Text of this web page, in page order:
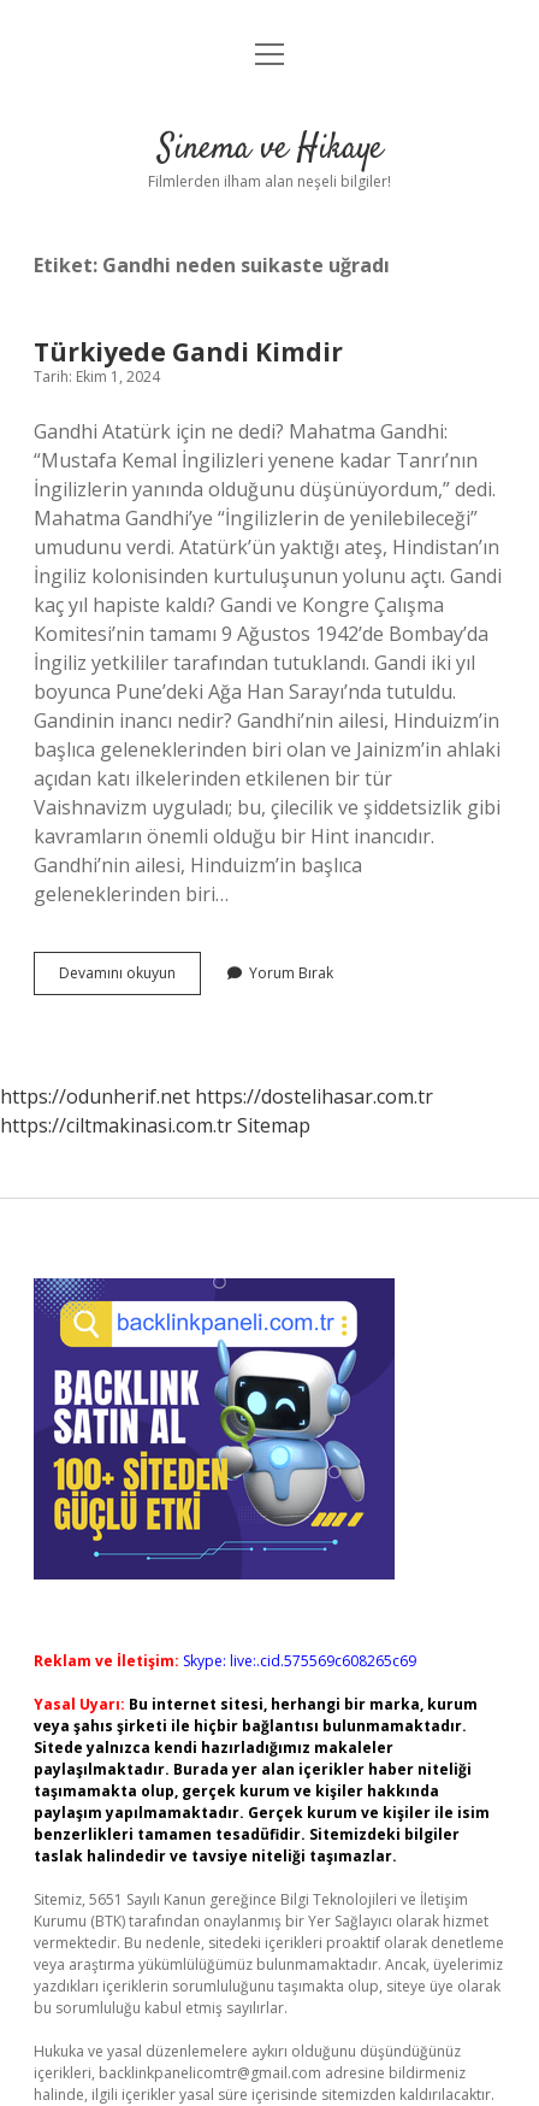
Gizlilik Politikası
Yasal Uyarı
menüyü
Sinema ve Hikaye
Filmlerden ilham alan neşeli bilgiler!
Etiket: Gandhi neden suikaste uğradı
Türkiyede Gandi Kimdir
Tarih: Ekim 1, 2024
Gandhi Atatürk için ne dedi? Mahatma Gandhi:
“Mustafa Kemal İngilizleri yenene kadar Tanrı’nın
İngilizlerin yanında olduğunu düşünüyordum,” dedi.
Mahatma Gandhi’ye “İngilizlerin de yenilebileceği”
umudunu verdi. Atatürk’ün yaktığı ateş, Hindistan’ın
İngiliz kolonisinden kurtuluşunun yolunu açtı. Gandi
kaç yıl hapiste kaldı? Gandi ve Kongre Çalışma
Komitesi’nin tamamı 9 Ağustos 1942’de Bombay’da
İngiliz yetkililer tarafından tutuklandı. Gandi iki yıl
boyunca Pune’deki Ağa Han Sarayı’nda tutuldu.
Gandinin inancı nedir? Gandhi’nin ailesi, Hinduizm’in
başlıca geleneklerinden biri olan ve Jainizm’in ahlaki
açıdan katı ilkelerinden etkilenen bir tür
Vaishnavizm uyguladı; bu, çilecilik ve şiddetsizlik gibi
kavramların önemli olduğu bir Hint inancıdır.
Gandhi’nin ailesi, Hinduizm’in başlıca
geleneklerinden biri…
Devamını okuyun Türkiyede
Gandi
Yorum Bırak
https://odunherif.net https://dostelihasar.com.tr
https://ciltmakinasi.com.trSitemap
Sidebar
Reklam ve İletişim: Skype: live:.cid.575569c608265c69
Yasal Uyarı: Bu internet sitesi, herhangi bir marka, kurum
veya şahıs şirketi ile hiçbir bağlantısı bulunmamaktadır.
Sitede yalnızca kendi hazırladığımız makaleler
paylaşılmaktadır. Burada yer alan içerikler haber niteliği
taşımamakta olup, gerçek kurum ve kişiler hakkında
paylaşım yapılmamaktadır. Gerçek kurum ve kişiler ile isim
benzerlikleri tamamen tesadüfidir. Sitemizdeki bilgiler
taslak halindedir ve tavsiye niteliği taşımazlar.
Sitemiz, 5651 Sayılı Kanun gereğince Bilgi Teknolojileri ve İletişim
Kurumu (BTK) tarafından onaylanmış bir Yer Sağlayıcı olarak hizmet
vermektedir. Bu nedenle, sitedeki içerikleri proaktif olarak denetleme
veya araştırma yükümlülüğümüz bulunmamaktadır. Ancak, üyelerimiz
yazdıkları içeriklerin sorumluluğunu taşımakta olup, siteye üye olarak
bu sorumluluğu kabul etmiş sayılırlar.
Hukuka ve yasal düzenlemelere aykırı olduğunu düşündüğünüz
içerikleri, backlinkpanelicomtr@gmail.com adresine bildirmeniz
halinde, ilgili içerikler yasal süre içerisinde sitemizden kaldırılacaktır.